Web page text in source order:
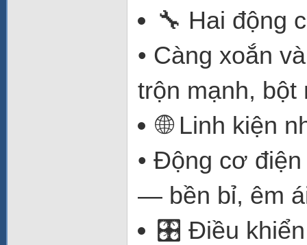
🔧 Hai động
• Càng xoắn
trộn mạnh, bột
🌐 Linh kiện
• Động cơ
— bền bỉ, êm
🎛️ Điều khiển